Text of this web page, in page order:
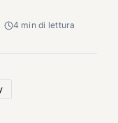
4 min di lettura